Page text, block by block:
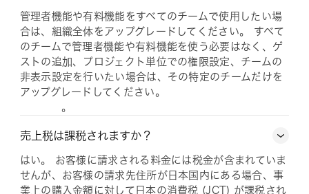
管理者機能や有料機能をすべてのチームで使用したい場
合は、組織全体をアップグレードしてください。 すべて
のチームで管理者機能や有料機能を使う必要はなく、ゲ
ストの追加、プロジェクト単位での権限設定、チームの
非表示設定を行いたい場合は、その特定のチームだけを
アップグレードしてください。
。
売上税は課税されますか？
はい。 お客様に請求される料金には税金が含まれていま
せんが、お客様の請求先住所が日本国内にある場合、事
業上の購入金額に対して日本の消費税 (JCT) が課税され